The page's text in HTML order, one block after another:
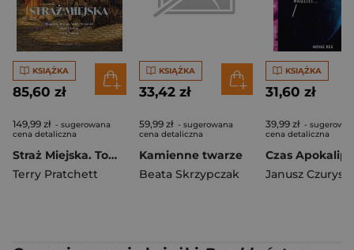
KSIĄŻKA
85,60 zł
149,99 zł - sugerowana
cena detaliczna
Straż Miejska. Tom 2. Barwione Brzeg
Terry Pratchett
KSIĄŻKA
33,42 zł
59,99 zł - sugerowana
cena detaliczna
Kamienne twarze
Beata Skrzypczak
KSIĄŻKA
31,60 zł
39,99 zł -
cena detaliczna